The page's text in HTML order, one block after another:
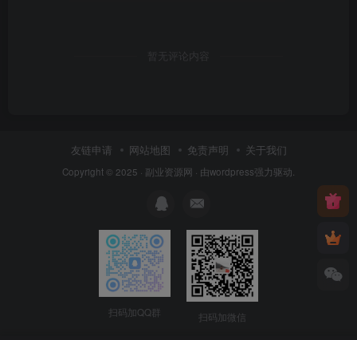
暂无评论内容
友链申请 网站地图 免责声明 关于我们
Copyright © 2025 · 副业资源网 · 由wordpress强力驱动.
扫码加QQ群 扫码加微信